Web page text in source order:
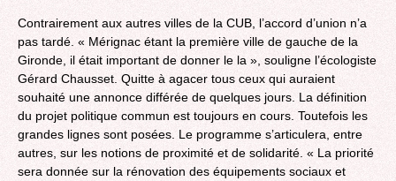
Contrairement aux autres villes de la CUB, l’accord d’union n’a
pas tardé. « Mérignac étant la première ville de gauche de la
Gironde, il était important de donner le la », souligne l’écologiste
Gérard Chausset. Quitte à agacer tous ceux qui auraient
souhaité une annonce différée de quelques jours. La définition
du projet politique commun est toujours en cours. Toutefois les
grandes lignes sont posées. Le programme s’articulera, entre
autres, sur les notions de proximité et de solidarité. « La priorité
sera donnée sur la rénovation des équipements sociaux et